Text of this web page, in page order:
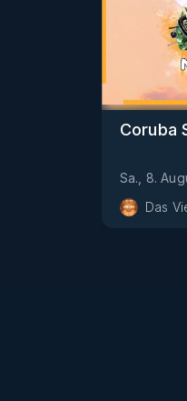
Coruba
Sa., 8.
Das